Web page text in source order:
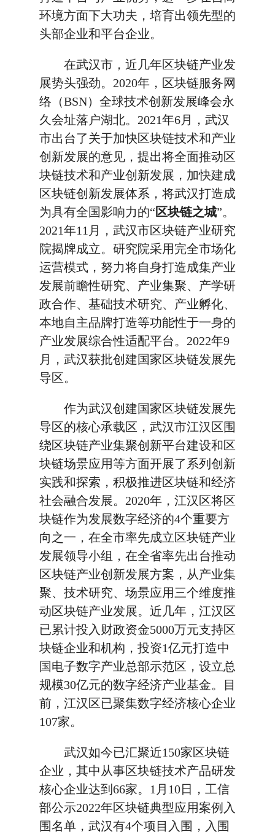
环境方面下大功夫，培育出领先型的
头部企业和平台企业。
在武汉市，近几年区块链产业发
展势头强劲。2020年，区块链服务网
络（BSN）全球技术创新发展峰会永
久会址落户湖北。2021年6月，武汉
市出台了关于加快区块链技术和产业
创新发展的意见，提出将全面推动区
块链技术和产业创新发展，加快建成
区块链创新发展体系，将武汉打造成
为具有全国影响力的“区块链之城”。
2021年11月，武汉市区块链产业研究
院揭牌成立。研究院采用完全市场化
运营模式，努力将自身打造成集产业
发展前瞻性研究、产业集聚、产学研
政合作、基础技术研究、产业孵化、
本地自主品牌打造等功能性于一身的
产业发展综合性适配平台。2022年9
月，武汉获批创建国家区块链发展先
导区。
作为武汉创建国家区块链发展先
导区的核心承载区，武汉市江汉区围
绕区块链产业集聚创新平台建设和区
块链场景应用等方面开展了系列创新
实践和探索，积极推进区块链和经济
社会融合发展。2020年，江汉区将区
块链作为发展数字经济的4个重要方
向之一，在全市率先成立区块链产业
发展领导小组，在全省率先出台推动
区块链产业创新发展方案，从产业集
聚、技术研究、场景应用三个维度推
动区块链产业发展。近几年，江汉区
已累计投入财政资金5000万元支持区
块链企业和机构，投资1亿元打造中
国电子数字产业总部示范区，设立总
规模30亿元的数字经济产业基金。目
前，江汉区已聚集数字经济核心企业
107家。
武汉如今已汇聚近150家区块链
企业，其中从事区块链技术产品研发
核心企业达到66家。1月10日，工信
部公示2022年区块链典型应用案例入
围名单，武汉有4个项目入围，入围